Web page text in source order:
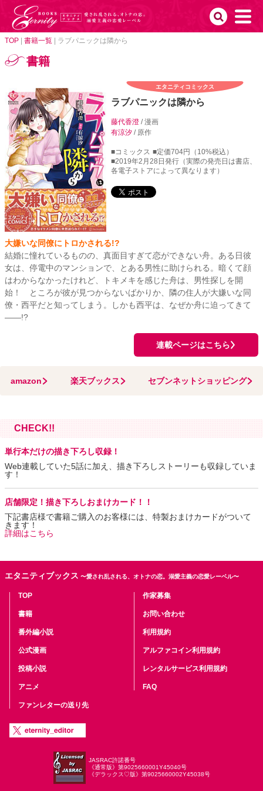
TOP 書籍一覧 ラブパニックは隣から
書籍
エタニティコミックス
ラブパニックは隣から
藤代香澄/ 漫画
有涼汐/ 原作
■コミックス ■定価704円（10%税込）
■2019年2月28日発行（実際の発売日は書店、
各電子ストアによって異なります）
大嫌いな同僚にトロかされる!?
結婚に憧れているものの、真面目すぎて恋ができない舟。ある日彼
女は、停電中のマンションで、とある男性に助けられる。暗くて顔
はわからなかったけれど、トキメキを感じた舟は、男性探しを開
始！ ところが彼が見つからないばかりか、隣の住人が大嫌いな同
僚・西平だと知ってしまう。しかも西平は、なぜか舟に迫ってきて
――!?
連載ページはこちら
amazon 楽天ブックス セブンネットショッピング
CHECK!!
単行本だけの描き下ろし収録！
Web連載していた5話に加え、描き下ろしストーリーも収録していま
す！
店舗限定！描き下ろしおまけカード！！
下記書店様で書籍ご購入のお客様には、特製おまけカードがついて
きます！
詳細はこちら
エタニティブックス 〜愛され乱される、オトナの恋。溺愛主義の恋愛レーベル〜
TOP
書籍
番外編小説
公式漫画
投稿小説
アニメ
ファンレターの送り先
作家募集
お問い合わせ
利用規約
アルファコイン利用規約
レンタルサービス利用規約
FAQ
JASRAC許諾番号
《通常版》第9025660001Y45040号
《デラックス♡版》第9025660002Y45038号